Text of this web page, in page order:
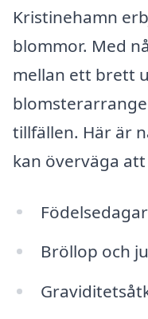
Kristinehamn
blommor. Med
mellan ett brett
tillfällen. Här är
kan överväga
Födelsedagar
Bröllop och